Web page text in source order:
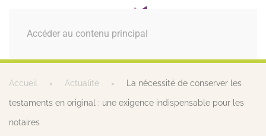
Accéder au contenu principal
MENU
Accueil Actualité La nécessité de conserver les
testaments en original : une exigence indispensable pour les
notaires